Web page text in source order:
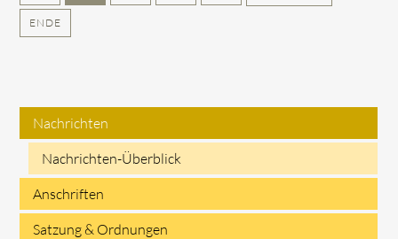
ENDE
Navigation
überspringen
Nachrichten
Nachrichten-Überblick
Anschriften
Satzung & Ordnungen